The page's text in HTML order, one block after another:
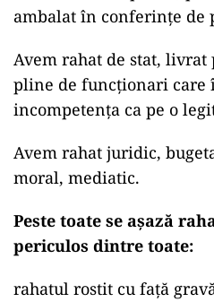
ambalat în conferințe de
Avem rahat de stat,
pline de funcționari care
incompetența ca pe o
Avem rahat juridic,
moral, mediatic.
Peste toate se așază
periculos dintre toate:
rahatul rostit cu față